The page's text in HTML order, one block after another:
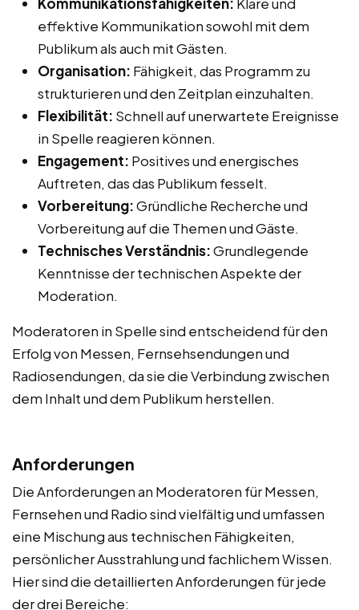
effektive Kommunikation sowohl mit dem
Publikum als auch mit Gästen.
Organisation: Fähigkeit, das Programm zu
strukturieren und den Zeitplan einzuhalten.
Flexibilität: Schnell auf unerwartete Ereignisse
in Spelle reagieren können.
Engagement: Positives und energisches
Auftreten, das das Publikum fesselt.
Vorbereitung:Gründliche Recherche und
Vorbereitung auf die Themen und Gäste.
Technisches Verständnis:Grundlegende
Kenntnisse der technischen Aspekte der
Moderation.
Moderatoren in Spelle sind entscheidend für den
Erfolg von Messen, Fernsehsendungen und
Radiosendungen, da sie die Verbindung zwischen
dem Inhalt und dem Publikum herstellen.
Anforderungen
Die Anforderungen an Moderatoren für Messen,
Fernsehen und Radio sind vielfältig und umfassen
eine Mischung aus technischen Fähigkeiten,
persönlicher Ausstrahlung und fachlichem Wissen.
Hier sind die detaillierten Anforderungen für jede
der drei Bereiche: